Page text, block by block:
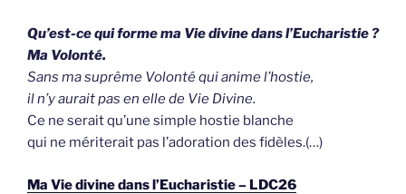
Qu’est-ce qui forme ma Vie divine dans l’Eucharistie ?
Ma Volonté.
Sans ma suprême Volonté qui anime l’hostie,
il n’y aurait pas en elle de Vie Divine.
Ce ne serait qu’une simple hostie blanche
qui ne mériterait pas l’adoration des fidèles.(…)
Ma Vie divine dans l’Eucharistie – LDC26